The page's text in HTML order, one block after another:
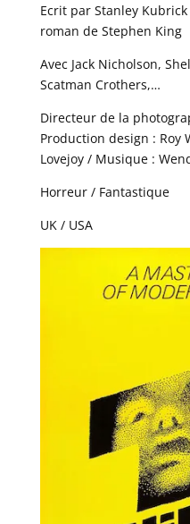
Ecrit par Stanley
roman de Stephen King
Avec Jack Nicholson,
Scatman Crothers,…
Directeur de la
Production design : Roy
Lovejoy / Musique :
Horreur / Fantastique
UK / USA